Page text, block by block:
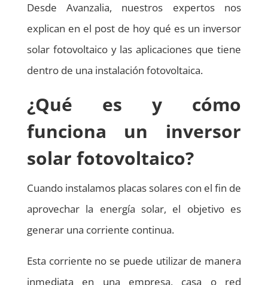
Desde Avanzalia, nuestros expertos nos
explican en el post de hoy qué es un inversor
solar fotovoltaico y las aplicaciones que tiene
dentro de una instalación fotovoltaica.
¿Qué es y cómo
funciona un inversor
solar fotovoltaico?
Cuando instalamos placas solares con el fin de
aprovechar la energía solar, el objetivo es
generar una corriente continua.
Esta corriente no se puede utilizar de manera
inmediata en una empresa, casa o red